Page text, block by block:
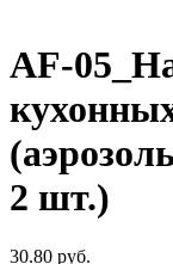
AF-
2 шт.)
30.80 руб.